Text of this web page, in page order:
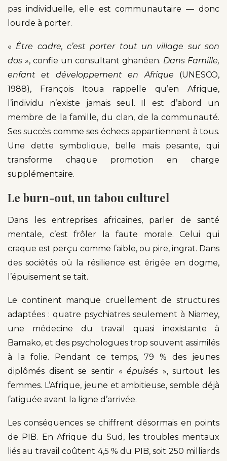
pas individuelle, elle est communautaire — donc
lourde à porter.
« Être cadre, c’est porter tout un village sur son
dos », confie un consultant ghanéen. Dans Famille,
enfant et développement en Afrique (UNESCO,
1988), François Itoua rappelle qu’en Afrique,
l’individu n’existe jamais seul. Il est d’abord un
membre de la famille, du clan, de la communauté.
Ses succès comme ses échecs appartiennent à tous.
Une dette symbolique, belle mais pesante, qui
transforme chaque promotion en charge
supplémentaire.
Le burn-out, un tabou culturel
Dans les entreprises africaines, parler de santé
mentale, c’est frôler la faute morale. Celui qui
craque est perçu comme faible, ou pire, ingrat. Dans
des sociétés où la résilience est érigée en dogme,
l’épuisement se tait.
Le continent manque cruellement de structures
adaptées : quatre psychiatres seulement à Niamey,
une médecine du travail quasi inexistante à
Bamako, et des psychologues trop souvent assimilés
à la folie. Pendant ce temps, 79 % des jeunes
diplômés disent se sentir «épuisés », surtout les
femmes. L’Afrique, jeune et ambitieuse, semble déjà
fatiguée avant la ligne d’arrivée.
Les conséquences se chiffrent désormais en points
de PIB. En Afrique du Sud, les troubles mentaux
liés au travail coûtent 4,5 % du PIB, soit 250 milliards